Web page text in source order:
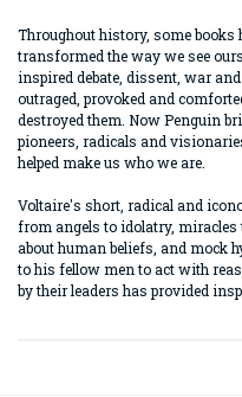
Throughout history, some books
transformed the way we see
inspired debate, dissent, war
outraged, provoked and
destroyed them. Now Penguin
pioneers, radicals and
helped make us who we are.
Voltaire's short, radical and
from angels to idolatry,
about human beliefs, and mock
to his fellow men to act with
by their leaders has provided